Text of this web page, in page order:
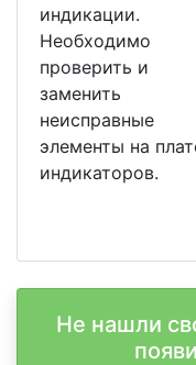
индикации.
Необходимо
проверить и
заменить
неисправные
элементы на
индикаторов.
Не нашли